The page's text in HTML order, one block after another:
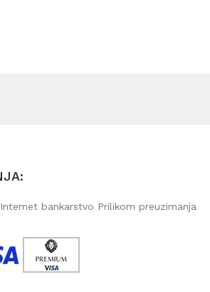
bankarstvo Prilikom preuzimanja